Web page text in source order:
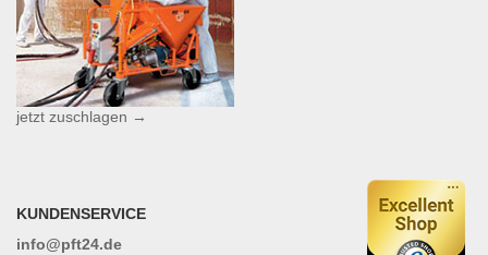
jetzt zuschlagen →
KUNDENSERVICE
info@pft24.de